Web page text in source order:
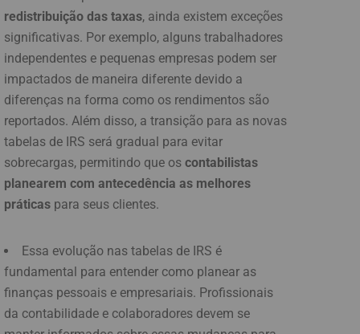
redistribuição das taxas, ainda existem exceções
significativas. Por exemplo, alguns trabalhadores
independentes e pequenas empresas podem ser
impactados de maneira diferente devido a
diferenças na forma como os rendimentos são
reportados. Além disso, a transição para as novas
tabelas de IRS será gradual para evitar
sobrecargas, permitindo que os contabilistas
planearem com antecedência as melhores
práticas para seus clientes.
Essa evolução nas tabelas de IRS é
fundamental para entender como planear as
finanças pessoais e empresariais. Profissionais
da contabilidade e colaboradores devem se